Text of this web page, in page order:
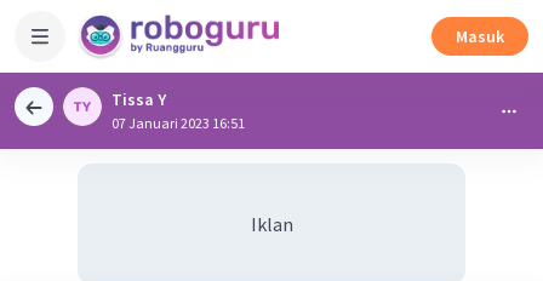
Masuk
Tissa Y
07 Januari 2023 16:51
Iklan